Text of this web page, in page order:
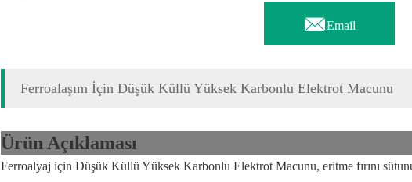
Email
Ferroalaşım İçin Düşük Küllü Yüksek Karbonlu Elektrot Macunu
Ürün Açıklaması
Ferroalyaj için Düşük Küllü Yüksek Karbonlu Elektrot Macunu, eritme fırını